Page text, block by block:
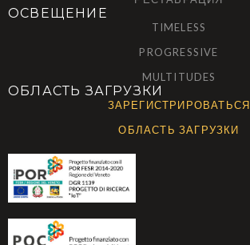
ОСВЕЩЕНИЕ
TIMELESS
PROGRESSIVE
MULTITUDES
ОБЛАСТЬ ЗАГРУЗКИ
ЗАРЕГИСТРИРОВАТЬСЯ
ОБЛАСТЬ ЗАГРУЗКИ